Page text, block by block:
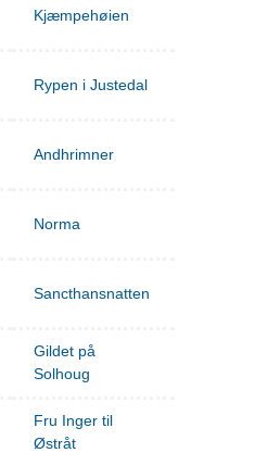
Kjæmpehøien
Rypen i Justedal
Andhrimner
Norma
Sancthansnatten
Gildet på
Solhoug
Fru Inger til
Østråt